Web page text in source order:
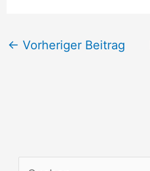
← Vorheriger Beitrag